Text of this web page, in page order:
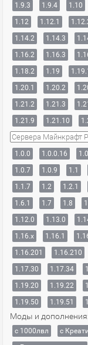
1.9.3
1.9.4 1.10
1.12
1.12.1
1.14.2
1.14.3
1.16.2
1.16.3
1.18.2
1.19 1.19.1
1.20.1
1.20.2
1.21.2
1.21.3
1.21.9
1.21.10
Сервера Майнкрафт
1.0.0
1.0.0.16
1.0.7
1.0.9 1.1
1.1.7
1.2 1.2.1
1.6.1
1.7 1.8
1.12.0
1.13.0
1.16.x
1.16.1
1.16.201
1.16.210
1.17.30
1.17.34
1.19.20
1.19.22
1.19.50
1.19.51
Моды и дополнения:
с 1000лвл c